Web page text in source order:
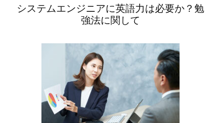
システムエンジニアに英語力は必要か？勉
強法に関して